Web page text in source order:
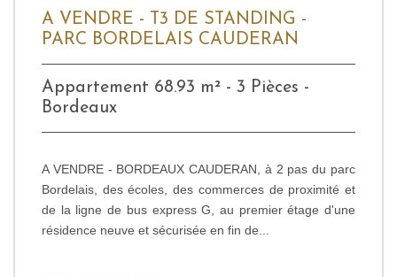
A VENDRE - T3 DE STANDING -
PARC BORDELAIS CAUDERAN
Appartement 68.93 m² - 3 Pièces -
Bordeaux
A VENDRE - BORDEAUX CAUDERAN, à 2 pas du parc
Bordelais, des écoles, des commerces de proximité et
de la ligne de bus express G, au premier étage d'une
résidence neuve et sécurisée en fin de...